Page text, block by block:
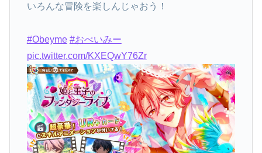
いろんな冒険を楽しんじゃおう！
#Obeyme #おべいみー
pic.twitter.com/KXEQwY76Zr